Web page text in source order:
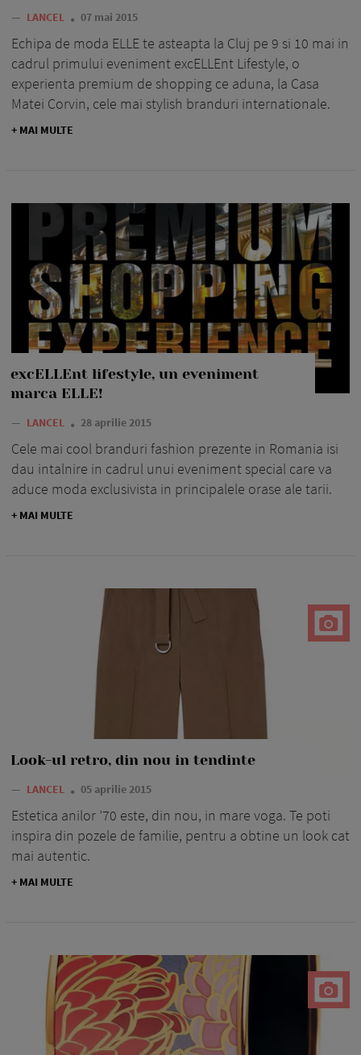
— LANCEL 07 mai 2015
Echipa de moda ELLE te asteapta la Cluj pe 9 si 10 mai in
cadrul primului eveniment excELLEnt Lifestyle, o
experienta premium de shopping ce aduna, la Casa
Matei Corvin, cele mai stylish branduri internationale.
+ MAI MULTE
excELLEnt lifestyle, un eveniment
marca ELLE!
— LANCEL 28 aprilie 2015
Cele mai cool branduri fashion prezente in Romania isi
dau intalnire in cadrul unui eveniment special care va
aduce moda exclusivista in principalele orase ale tarii.
+ MAI MULTE
Look-ul retro, din nou in tendinte
— LANCEL 05 aprilie 2015
Estetica anilor ’70 este, din nou, in mare voga. Te poti
inspira din pozele de familie, pentru a obtine un look cat
mai autentic.
+ MAI MULTE